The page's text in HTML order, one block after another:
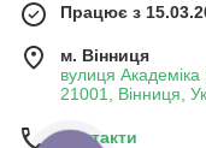
Працює з
м. Вінниця
вулиця Академіка
21001, Вінниця,
Контакти